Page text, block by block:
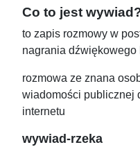
Co to jest
to zapis rozmowy w
nagrania
rozmowa ze znana
wiadomości publicznej
internetu
wywiad-rzeka